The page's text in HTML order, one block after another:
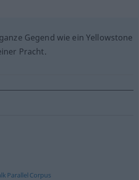
Gegend wie ein Yellowstone
Pracht.
Parallel Corpus